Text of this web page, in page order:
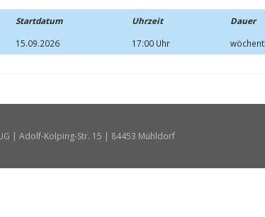
Startdatum Uhrzeit Dauer
15.09.2026 17:00 Uhr
| Adolf-Kolping-Str. 15 | 84453 Mühldorf